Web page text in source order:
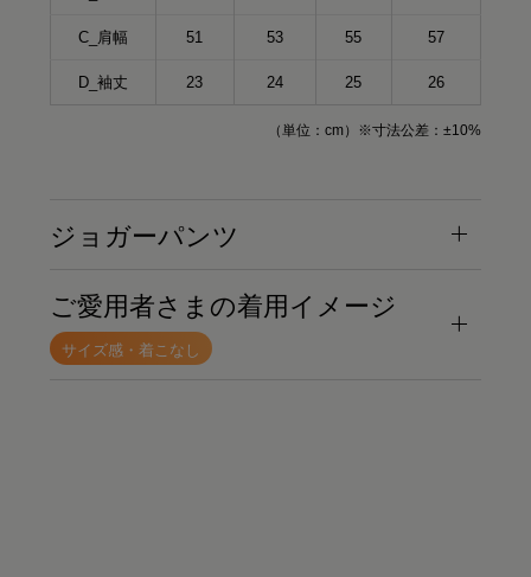
C_肩幅 51 53 55 57
D_袖丈 23 24 25 26
（単位：cm）※寸法公差：±10%
ジョガーパンツ
ご愛用者さまの着用イメージ
サイズ感・着こなし